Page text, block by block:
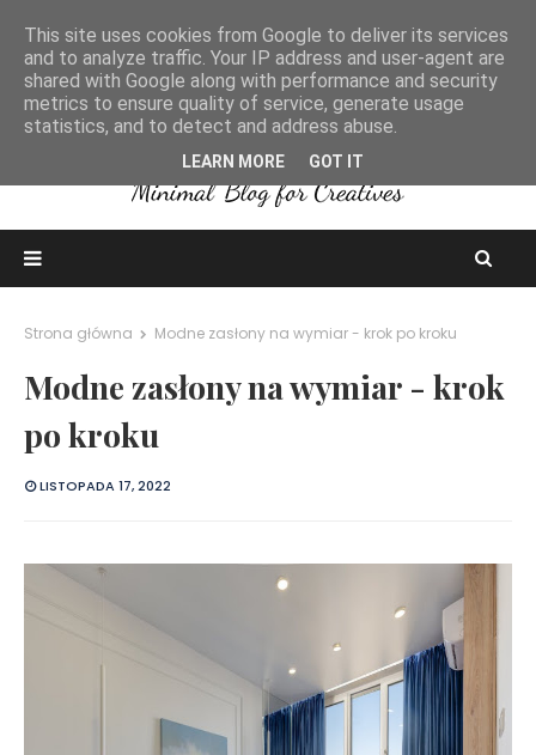
Strona główna Modne zasłony na wymiar - krok po kroku
Modne zasłony na wymiar - krok
po kroku
LISTOPADA 17, 2022
This site uses cookies from Google to deliver its services
and to analyze traffic. Your IP address and user-agent are
shared with Google along with performance and security
metrics to ensure quality of service, generate usage
statistics, and to detect and address abuse.
LEARN MORE GOT IT